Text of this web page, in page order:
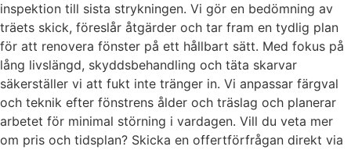
inspektion till sista strykningen. Vi gör en bedömning av
träets skick, föreslår åtgärder och tar fram en tydlig plan
för att renovera fönster på ett hållbart sätt. Med fokus på
lång livslängd, skyddsbehandling och täta skarvar
säkerställer vi att fukt inte tränger in. Vi anpassar färgval
och teknik efter fönstrens ålder och träslag och planerar
arbetet för minimal störning i vardagen. Vill du veta mer
om pris och tidsplan? Skicka en offertförfrågan direkt via